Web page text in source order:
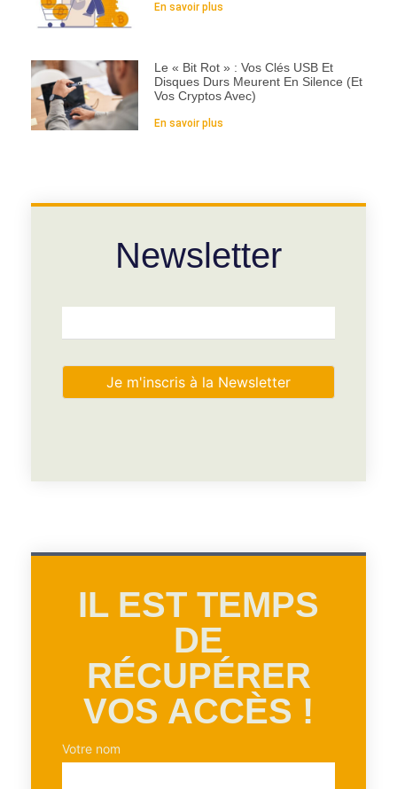
En savoir plus
Le « Bit Rot » : Vos Clés USB Et
Disques Durs Meurent En Silence (et
Vos Cryptos Avec)
En savoir plus
Newsletter
IL EST TEMPS
DE
RÉCUPÉRER
VOS ACCÈS !
Votre nom